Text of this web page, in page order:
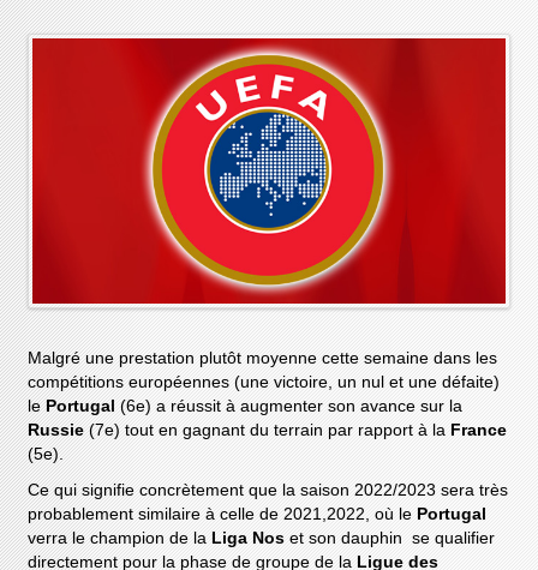
Malgré une prestation plutôt moyenne cette semaine dans les
compétitions européennes (une victoire, un nul et une défaite)
lePortugal(6e) a réussit à augmenter son avance sur la
Russie(7e) tout en gagnant du terrain par rapport à la France
(5e).
Ce qui signifie concrètement que la saison 2022/2023 sera très
probablement similaire à celle de 2021,2022, où le Portugal
verra le champion de la Liga Nos et son dauphin se qualifier
directement pour la phase de groupe de la Ligue des